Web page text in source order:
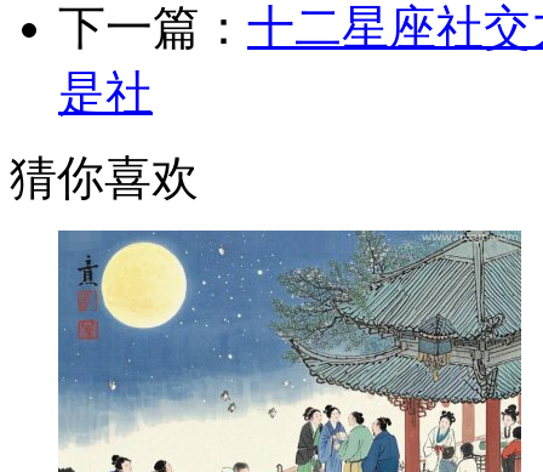
下一篇： 十二星座社
是社
猜你喜欢